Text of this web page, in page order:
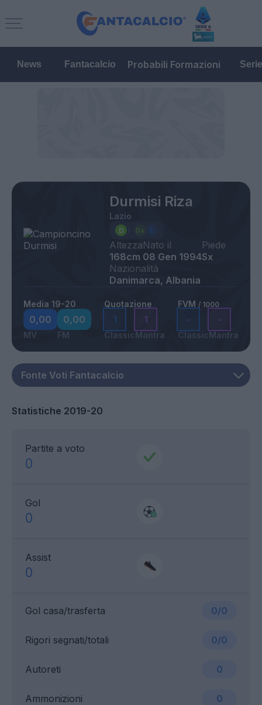
News Fantacalcio Probabili Formazioni
Durmisi Riza
Lazio
Altezza
168cm
Nato il
08 Gen 1994
Piede
Sx
Nazionalità
Danimarca, Albania
Media 19-20
0,00
MV
0,00
FM
Quotazione
1
Classic
1
Mantra
FVM / 1000
-
Classic
-
Mantra
Statistiche 2019-20
Partite a voto
0
Gol
0
Assist
0
Gol casa/trasferta 0/0
Ammonizioni 0
Rigori segnati/totali 0/0
Autoreti 0